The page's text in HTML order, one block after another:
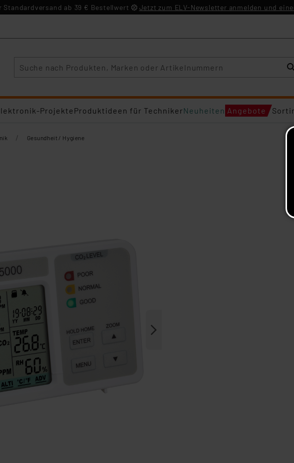
Standardversand ab 39 € Bestellwert Jetzt zum ELV-Newsletter anmelden und
ProjekteProduktideen für TechnikerNeuheiten Angebote
/ Gesundheit / Hygiene